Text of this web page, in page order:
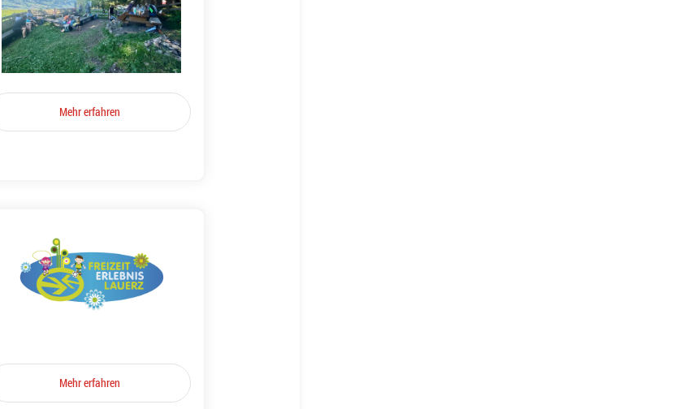
Mehr erfahren
Mehr erfahren